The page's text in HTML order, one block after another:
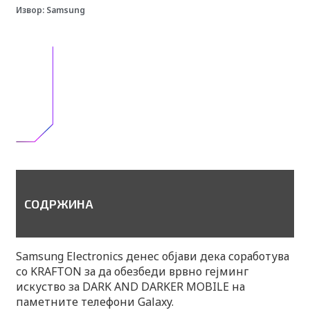
Извор: Samsung
СОДРЖИНА
Samsung Electronics денес објави дека соработува
со KRAFTON за да обезбеди врвно гејминг
искуство за DARK AND DARKER MOBILE на
паметните телефони Galaxy.